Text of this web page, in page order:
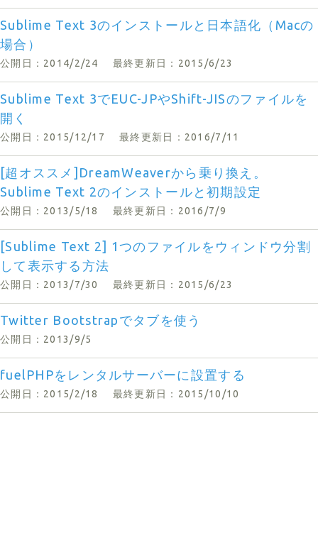
Sublime Text 3のインストールと日本語化（Macの
場合）
公開日：2014/2/24 最終更新日：2015/6/23
Sublime Text 3でEUC-JPやShift-JISのファイルを
開く
公開日：2015/12/17 最終更新日：2016/7/11
[超オススメ]DreamWeaverから乗り換え。
Sublime Text 2のインストールと初期設定
公開日：2013/5/18 最終更新日：2016/7/9
[Sublime Text 2] 1つのファイルをウィンドウ分割
して表示する方法
公開日：2013/7/30 最終更新日：2015/6/23
Twitter Bootstrapでタブを使う
公開日：2013/9/5
fuelPHPをレンタルサーバーに設置する
公開日：2015/2/18 最終更新日：2015/10/10